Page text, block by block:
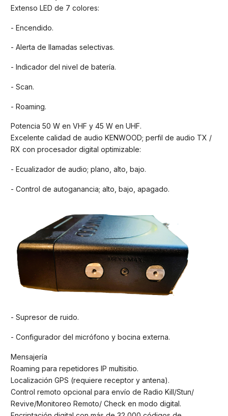
Extenso LED de 7 colores:
- Encendido.
- Alerta de llamadas selectivas.
- Indicador del nivel de batería.
- Scan.
- Roaming.
Potencia 50 W en VHF y 45 W en UHF.
Excelente calidad de audio KENWOOD; perfil de audio TX /
RX con procesador digital optimizable:
- Ecualizador de audio; plano, alto, bajo.
- Control de autoganancia; alto, bajo, apagado.
- Supresor de ruido.
- Configurador del micrófono y bocina externa.
Mensajería
Roaming para repetidores IP multisitio.
Localización GPS (requiere receptor y antena).
Control remoto opcional para envío de Radio Kill/Stun/
Revive/Monitoreo Remoto/ Check en modo digital.